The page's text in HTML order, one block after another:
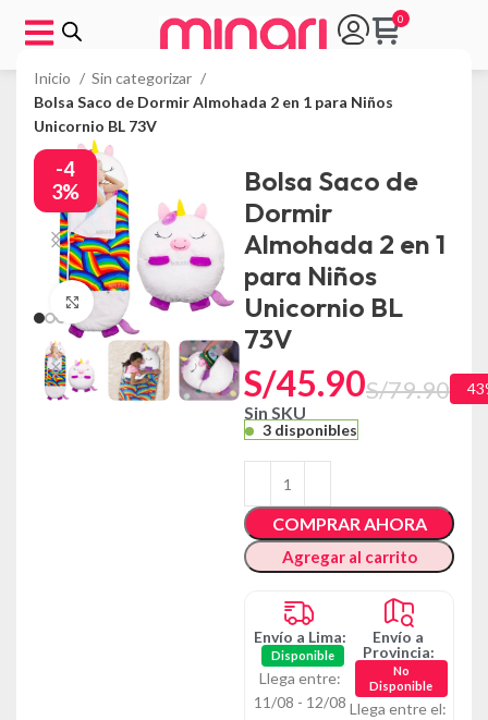
Inicio
Sin categorizar
Bolsa Saco de Dormir Almohada 2 en 1 para Niños
Unicornio BL 73V
-4
3%
Click to enlarge
Bolsa Saco de
Dormir
Almohada 2 en 1
para Niños
Unicornio BL
73V
S/79.90
S/45.90
Sin SKU
3 disponibles
Agregar al carrito
COMPRAR AHORA
Envío a Lima:
Disponible
Llega entre:
11/08 - 12/08
Envío a
Provincia:
No
Disponible
Llega entre el: